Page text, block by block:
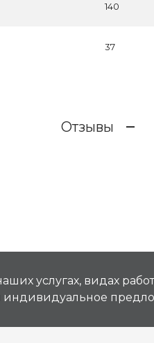
140
37
Отзывы
услугах, видах
индивидуальное